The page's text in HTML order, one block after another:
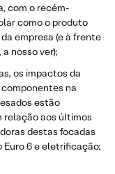
com o recém-
como o produto
empresa (e à frente
nosso ver);
os impactos da
na
estão
relação aos últimos
destas focadas
6 e eletrificação;